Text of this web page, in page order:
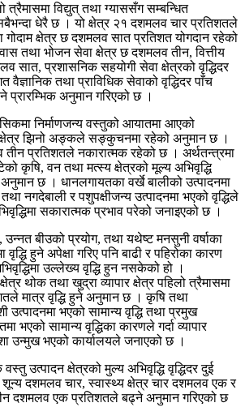
त्रैमासमा विद्युत् तथा ग्याससँग सम्बन्धित
धेरै छ । यो क्षेत्र २१ दशमलव चार प्रतिशतले
क्षेत्र छ दशमलव सात प्रतिशत योगदान रहेको
तथा भोजन सेवा क्षेत्र छ दशमलव तीन, वित्तीय
सात, प्रशासनिक सहयोगी सेवा क्षेत्रको वृद्धिदर
वैज्ञानिक तथा प्राविधिक सेवाको वृद्धिदर पाँच
अनुमान गरिएको छ ।
निर्माणजन्य वस्तुको आयातमा आएको
क्षेत्र झिनो अङ्कले सङ्कुचनमा रहेको अनुमान छ ।
तीन प्रतिशतले नकारात्मक रहेको छ । अर्थतन्त्रमा
कृषि, वन तथा मत्स्य क्षेत्रको मूल्य अभिवृद्धि
छ । धानलगायतका वर्खे बालीको उत्पादनमा
नगदेबाली र पशुपक्षीजन्य उत्पादनमा भएको वृद्धिले
सकारात्मक प्रभाव परेको जनाइएको छ ।
बीउको प्रयोग, तथा यथेष्ट मनसुनी वर्षाका
हुने अपेक्षा गरिए पनि बाढी र पहिरोका कारण
उल्लेख्य वृद्धि हुन नसकेको हो ।
थोक तथा खुद्रा व्यापार क्षेत्र पहिलो त्रैमासमा
मात्र वृद्धि हुने अनुमान छ । कृषि तथा
उत्पादनमा भएको सामान्य वृद्धि तथा प्रमुख
भएको सामान्य वृद्धिका कारणले गर्दा व्यापार
उन्मुख भएको कार्यालयले जनाएको छ ।
वस्तु उत्पादन क्षेत्रको मुल्य अभिवृद्धि वृद्धिदर दुई
शून्य दशमलव चार, स्वास्थ्य क्षेत्र चार दशमलव एक र
दशमलव एक प्रतिशतले बढ्ने अनुमान गरिएको छ